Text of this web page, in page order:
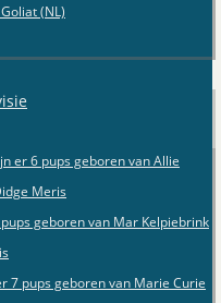
(NL)
er 6 pups geboren van Allie
Meris
geboren van Mar Kelpiebrink
7 pups geboren van Marie Curie